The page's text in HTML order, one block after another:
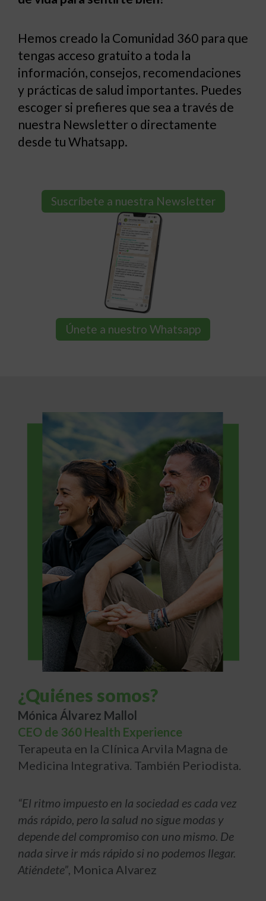
Hemos creado la Comunidad 360 para que
tengas acceso gratuito a toda la
información, consejos, recomendaciones
y prácticas de salud importantes. Puedes
escoger si prefieres que sea a través de
nuestra Newsletter o directamente
desde tu Whatsapp.
Suscríbete a nuestra Newsletter
Únete a nuestro Whatsapp
¿Quiénes somos?
Mónica Álvarez Mallol
CEO de 360 Health Experience
Terapeuta en la Clínica Arvila Magna de
Medicina Integrativa. También Periodista.
“El ritmo impuesto en la sociedad es cada vez
más rápido, pero la salud no sigue modas y
depende del compromiso con uno mismo. De
nada sirve ir más rápido si no podemos llegar.
Atiéndete” , Monica Alvarez